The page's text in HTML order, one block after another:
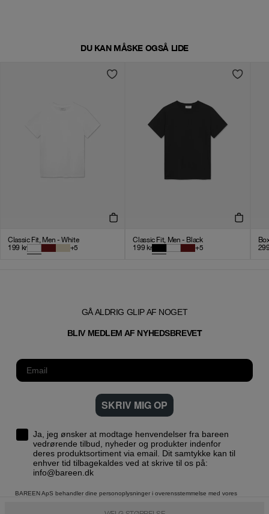
DU KAN MÅSKE OGSÅ LIDE
Classic Fit, Men - White
199 kr +5
Classic Fit, Men - Black
199 kr +5
GÅ ALDRIG GLIP AF NOGET
BLIV MEDLEM AF NYHEDSBREVET
SKRIV MIG OP
Ja, jeg ønsker at modtage henvendelser fra bareen
vedrørende tilbud, nyheder og produkter indenfor
deres produktsortiment via email. Dit samtykke kan til
enhver tid tilbagekaldes ved at skrive til os på:
info@bareen.dk
BAREEN ApS behandler dine personoplysninger i overensstemmelse med vores